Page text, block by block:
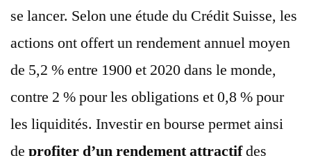
se lancer. Selon une étude du Crédit Suisse, les
actions ont offert un rendement annuel moyen
de 5,2 % entre 1900 et 2020 dans le monde,
contre 2 % pour les obligations et 0,8 % pour
les liquidités. Investir en bourse permet ainsi
de profiter d’un rendement attractifdes